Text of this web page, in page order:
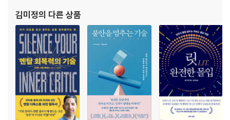
06 불면증 고민을 날려버리는 방법 … 376
8부｜“나는 이렇게 걱정을 정복했다” 31편의 실화 모음
여섯 가지 중대한 문제가 한꺼번에 닥쳤을 때 (C. I. 블랙우드) … 389
1시간 안에 자신감 넘치는 낙관론자가 되는 방법 (로저 W. 밥슨) … 394
내가 열등감 콤플렉스를 극복한 방법 (엘머 토머스) … 396
나는 알라의 정원에서 살았다 (R. V. C. 보들리) … 402
걱정을 떨쳐버리기 위해 내가 사용한 다섯 가지 방법 (윌리엄 라이온 펠프
이끄는 힘』,『감정 회복력』,『이기
김미정의 다른 상품